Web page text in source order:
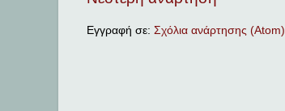
Εγγραφή σε: Σχόλια ανάρτησης (Atom)